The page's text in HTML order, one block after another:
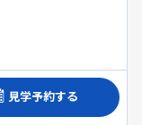
見学予約する